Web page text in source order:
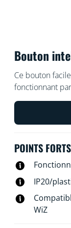
Bouton
Ce bouton
fonctionnant
sans avoir
attirer l’aimant
dans la maison
POINTS
IP20/
WiZ